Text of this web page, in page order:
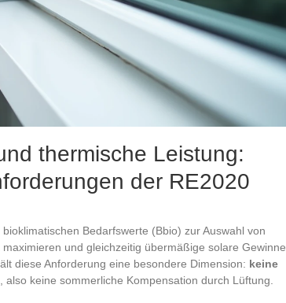
thermische Leistung:
der RE2020
Bedarfswerte (Bbio) zur Auswahl von
und gleichzeitig übermäßige solare Gewinne
diese Anforderung eine besondere Dimension: keine
, also keine sommerliche Kompensation durch Lüftung.